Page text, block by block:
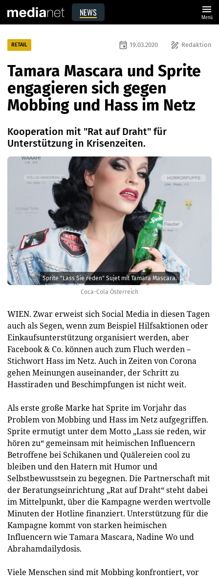
NEWS menu
Menü
Coca-Cola Österreich
Sprite "Lass Sie reden" Sujet mit Tamara Mascara.
RETAIL draw Redaktion
event 19.03.2020
Tamara Mascara und Sprite
engagieren sich gegen
Mobbing und Hass im Netz
Kooperation mit "Rat auf Draht" für
Unterstützung in Krisenzeiten.
WIEN. Zwar erweist sich Social Media in diesen Tagen
auch als Segen, wenn zum Beispiel Hilfsaktionen oder
Einkaufsunterstützung organisiert werden, aber
Facebook & Co. können auch zum Fluch werden –
Stichwort Hass im Netz. Auch in Zeiten von Corona
gehen Meinungen auseinander, der Schritt zu
Hasstiraden und Beschimpfungen ist nicht weit.
Als erste große Marke hat Sprite im Vorjahr das
Problem von Mobbing und Hass im Netz aufgegriffen.
Sprite ermutigt unter dem Motto „Lass sie reden, wir
hören zu“ gemeinsam mit heimischen Influencern
Betroffene bei Schikanen und Quälereien cool zu
bleiben und den Hatern mit Humor und
Selbstbewusstsein zu begegnen. Die Partnerschaft mit
der Beratungseinrichtung „Rat auf Draht“ steht dabei
im Mittelpunkt, über die Kampagne werden wertvolle
Minuten der Hotline finanziert. Unterstützung für die
Kampagne kommt von starken heimischen
Influencern wie Tamara Mascara, Nadine Wo und
Abrahamdailydosis.
Viele Menschen sind mit Mobbing konfrontiert, vor